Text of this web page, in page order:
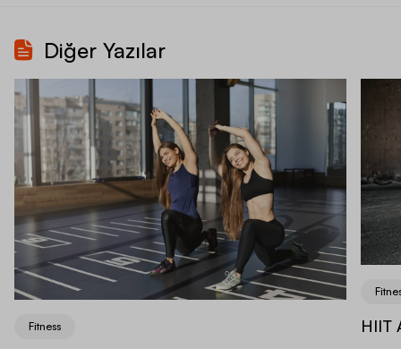
Diğer Yazılar
Fitness HIIT